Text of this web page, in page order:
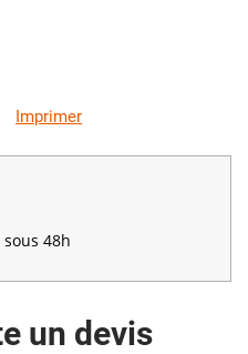
Imprimer
48h
un devis